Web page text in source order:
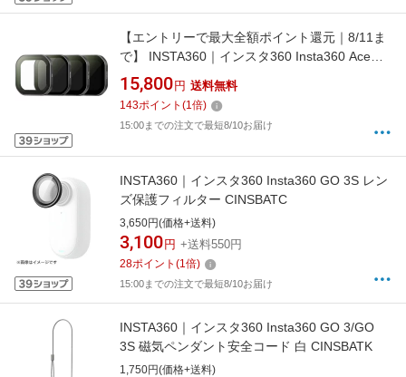
【エントリーで最大全額ポイント還元｜8/11ま
で】 INSTA360｜インスタ360 Insta360 Ace
Pro 2 NDフィルターセット CINSABGC
15,800 円 送料無料
143ポイント (1倍)
15:00までの注文で最短8/10お届け
INSTA360｜インスタ360 Insta360 GO 3S レン
ズ保護フィルター CINSBATC
3,650円(価格+送料)
3,100 円 +送料550円
28ポイント (1倍)
15:00までの注文で最短8/10お届け
INSTA360｜インスタ360 Insta360 GO 3/GO
3S 磁気ペンダント安全コード 白 CINSBATK
1,750円(価格+送料)